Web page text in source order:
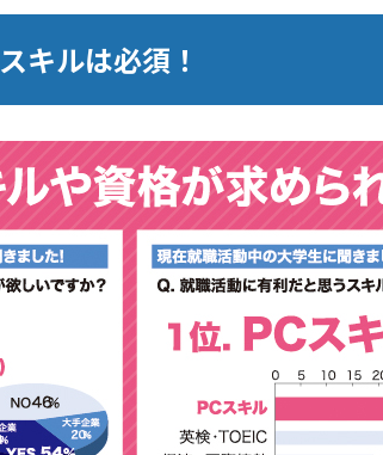
キルは必須！